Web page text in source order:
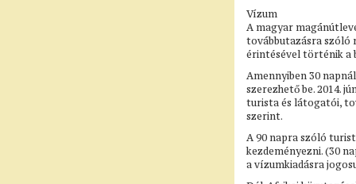
Vízum
A magyar
továbbutazásra szóló
érintésével történik a
Amennyiben 30
szerezhető be. 2014.
turista és látogatói,
szerint.
A 90 napra szóló
kezdeményezni. (30
a vízumkiadásra